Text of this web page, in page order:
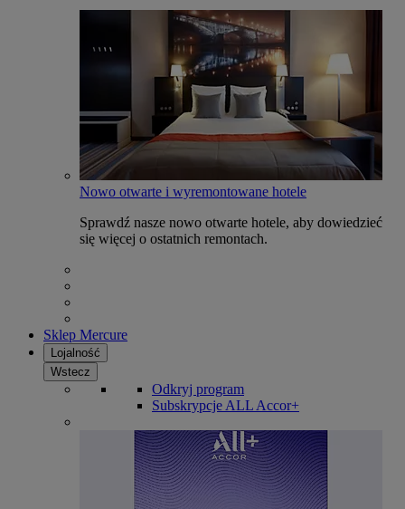
Nowo otwarte i wyremontowane hotele
Sprawdź nasze nowo otwarte hotele, aby dowiedzieć
się więcej o ostatnich remontach.
Sklep Mercure
Lojalność
Wstecz
Odkryj program
Subskrypcje ALL Accor+